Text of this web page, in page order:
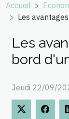
Accueil
Les
Les
bord
Jeudi 22/09/